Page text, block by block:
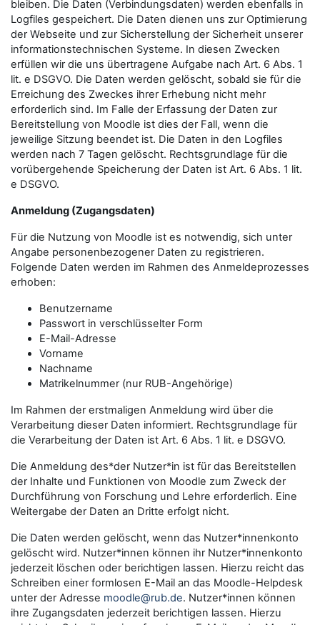
bleiben. Die Daten (Verbindungsdaten) werden ebenfalls in
Logfiles gespeichert. Die Daten dienen uns zur Optimierung
der Webseite und zur Sicherstellung der Sicherheit unserer
informationstechnischen Systeme. In diesen Zwecken
erfüllen wir die uns übertragene Aufgabe nach Art. 6 Abs. 1
lit. e DSGVO. Die Daten werden gelöscht, sobald sie für die
Erreichung des Zweckes ihrer Erhebung nicht mehr
erforderlich sind. Im Falle der Erfassung der Daten zur
Bereitstellung von Moodle ist dies der Fall, wenn die
jeweilige Sitzung beendet ist. Die Daten in den Logfiles
werden nach 7 Tagen gelöscht. Rechtsgrundlage für die
vorübergehende Speicherung der Daten ist Art. 6 Abs. 1 lit.
e DSGVO.
Anmeldung (Zugangsdaten)
Für die Nutzung von Moodle ist es notwendig, sich unter
Angabe personenbezogener Daten zu registrieren.
Folgende Daten werden im Rahmen des Anmeldeprozesses
erhoben:
Benutzername
Passwort in verschlüsselter Form
E-Mail-Adresse
Vorname
Nachname
Matrikelnummer (nur RUB-Angehörige)
Im Rahmen der erstmaligen Anmeldung wird über die
Verarbeitung dieser Daten informiert. Rechtsgrundlage für
die Verarbeitung der Daten ist Art. 6 Abs. 1 lit. e DSGVO.
Die Anmeldung des*der Nutzer*in ist für das Bereitstellen
der Inhalte und Funktionen von Moodle zum Zweck der
Durchführung von Forschung und Lehre erforderlich. Eine
Weitergabe der Daten an Dritte erfolgt nicht.
Die Daten werden gelöscht, wenn das Nutzer*innenkonto
gelöscht wird. Nutzer*innen können ihr Nutzer*innenkonto
jederzeit löschen oder berichtigen lassen. Hierzu reicht das
Schreiben einer formlosen E-Mail an das Moodle-Helpdesk
unter der Adresse moodle@rub.de. Nutzer*innen können
ihre Zugangsdaten jederzeit berichtigen lassen. Hierzu